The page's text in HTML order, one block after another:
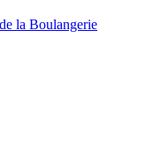
la Boulangerie